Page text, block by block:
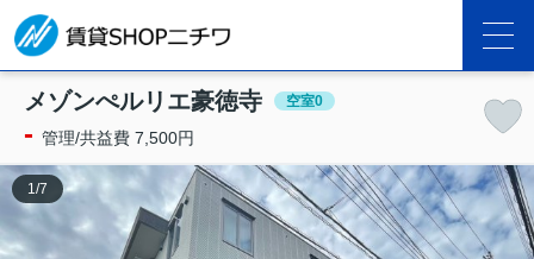
メゾンぺルリエ豪徳寺 空室0
- 管理/共益費 7,500円
1 /7